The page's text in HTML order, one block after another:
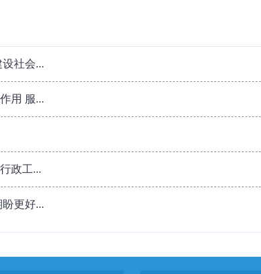
社会...
用 服...
政工...
更好...